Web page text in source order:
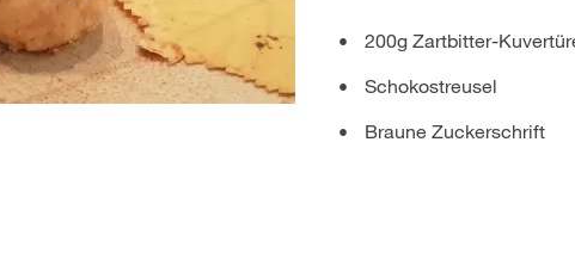
200g Zartbitter-
Schokostreusel
Braune Zuckerschrift